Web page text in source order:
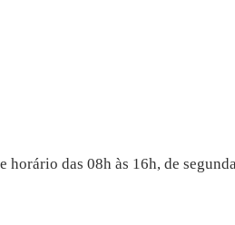
das 08h às 16h, de